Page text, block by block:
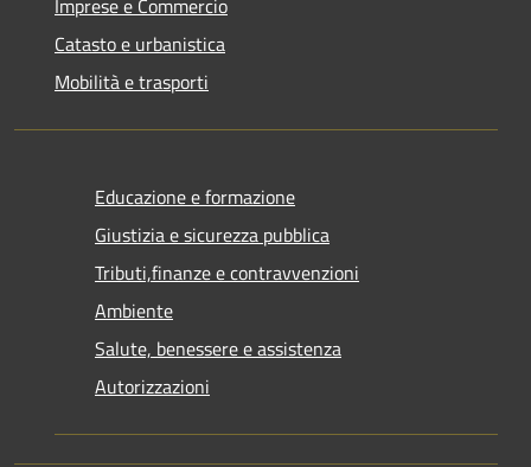
Imprese e Commercio
Catasto e urbanistica
Mobilità e trasporti
Educazione e formazione
Giustizia e sicurezza pubblica
Tributi,finanze e contravvenzioni
Ambiente
Salute, benessere e assistenza
Autorizzazioni